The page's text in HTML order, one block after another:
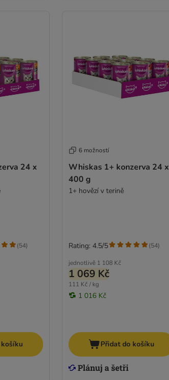
24 x
(54)
6 možností
Whiskas 1+ konzerva 24 x
400 g
1+ hovězí v terině
jednotlivě 1 108 Kč
1 069 Kč
111 Kč / kg
1 016 Kč
Rating: 4.5/5 (54)
Přidat do košíku